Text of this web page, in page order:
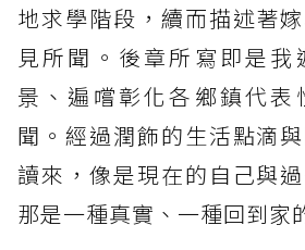
地求學階段，續而描述著
見所聞。後章所寫即是我
景、遍嚐彰化各鄉鎮代表
聞。經過潤飾的生活點滴
讀來，像是現在的自己與
那是一種真實、一種回到家